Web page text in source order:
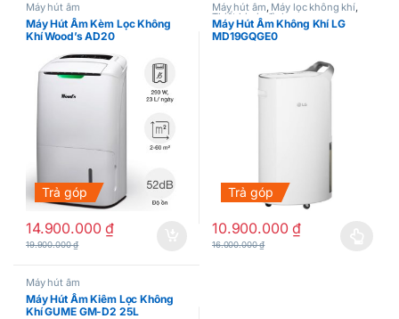
Máy hút ẩm
Máy Hút Ẩm Kèm Lọc Không
Khí Wood’s AD20
Trả góp
14.900.000₫
19.900.000₫
Máy hút ẩm, Máy lọc không khí,
Thiết bị gia đình
Máy Hút Ẩm Không Khí LG
MD19GQGE0
Trả góp
10.900.000₫
16.000.000₫
Sản phẩm này có nhiều biến
Máy hút ẩm
Máy Hút Ẩm Kiêm Lọc Không
Khí GUME GM-D2 25L